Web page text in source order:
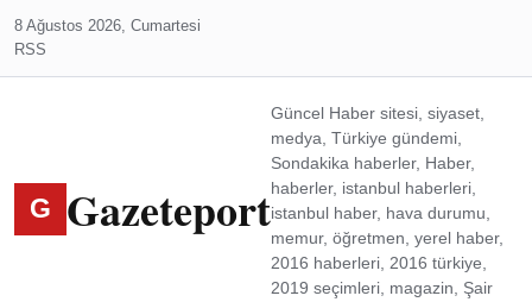
8 Ağustos 2026, Cumartesi
RSS
G Gazeteport
Güncel Haber sitesi, siyaset,
medya, Türkiye gündemi,
Sondakika haberler, Haber,
haberler, istanbul haberleri,
istanbul haber, hava durumu,
memur, öğretmen, yerel haber,
2016 haberleri, 2016 türkiye,
2019 seçimleri, magazin, Şair